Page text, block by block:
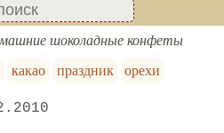
шоколадные конфеты
какао праздник орехи